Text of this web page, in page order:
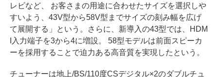
レビなど、 お客さまの用途に合わせたサイズを選択しや
すいよう、43V型から58V型までサイズの刻み幅を広げ
て展開する」という。さらに、新導入の43型では、HDM
I入力端子を3から4に増設。 58型モデルは前面スピーカ
ーを採用することで迫力ある高音質を実現したという。
チューナーは地上/BS/110度CSデジタル×2のダブルチュ